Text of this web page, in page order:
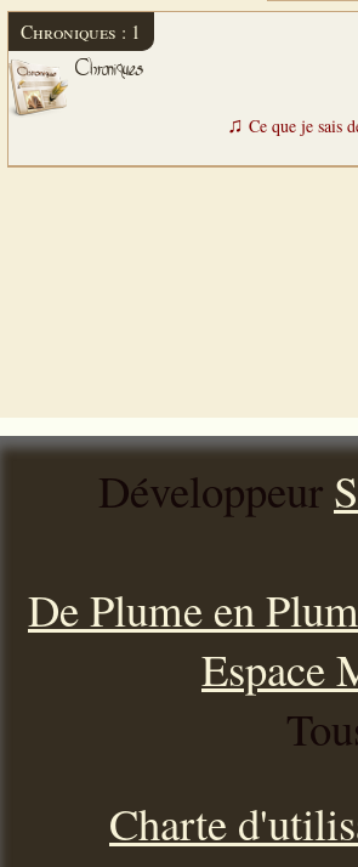
Chroniques : 1
Chroniques
♫ Ce que je sais
Développeur
De Plume en
Espace
Charte